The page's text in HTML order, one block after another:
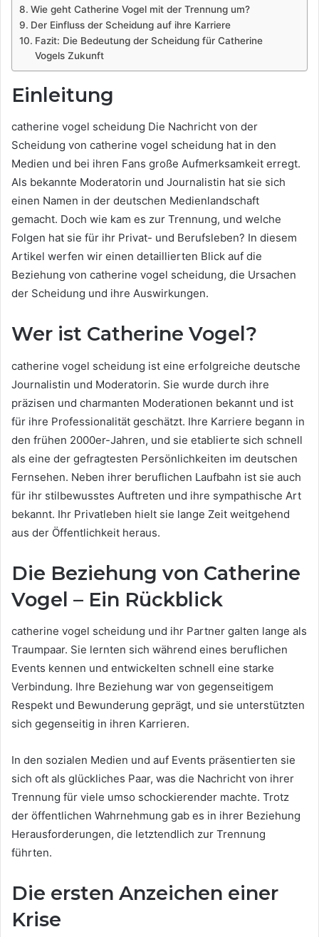
Wie geht Catherine Vogel mit der Trennung um?
Der Einfluss der Scheidung auf ihre Karriere
Fazit: Die Bedeutung der Scheidung für Catherine
Vogels Zukunft
Einleitung
catherine vogel scheidung Die Nachricht von der
Scheidung von catherine vogel scheidung hat in den
Medien und bei ihren Fans große Aufmerksamkeit erregt.
Als bekannte Moderatorin und Journalistin hat sie sich
einen Namen in der deutschen Medienlandschaft
gemacht. Doch wie kam es zur Trennung, und welche
Folgen hat sie für ihr Privat- und Berufsleben? In diesem
Artikel werfen wir einen detaillierten Blick auf die
Beziehung von catherine vogel scheidung, die Ursachen
der Scheidung und ihre Auswirkungen.
Wer ist Catherine Vogel?
catherine vogel scheidung ist eine erfolgreiche deutsche
Journalistin und Moderatorin. Sie wurde durch ihre
präzisen und charmanten Moderationen bekannt und ist
für ihre Professionalität geschätzt. Ihre Karriere begann in
den frühen 2000er-Jahren, und sie etablierte sich schnell
als eine der gefragtesten Persönlichkeiten im deutschen
Fernsehen. Neben ihrer beruflichen Laufbahn ist sie auch
für ihr stilbewusstes Auftreten und ihre sympathische Art
bekannt. Ihr Privatleben hielt sie lange Zeit weitgehend
aus der Öffentlichkeit heraus.
Die Beziehung von Catherine
Vogel – Ein Rückblick
catherine vogel scheidung und ihr Partner galten lange als
Traumpaar. Sie lernten sich während eines beruflichen
Events kennen und entwickelten schnell eine starke
Verbindung. Ihre Beziehung war von gegenseitigem
Respekt und Bewunderung geprägt, und sie unterstützten
sich gegenseitig in ihren Karrieren.
In den sozialen Medien und auf Events präsentierten sie
sich oft als glückliches Paar, was die Nachricht von ihrer
Trennung für viele umso schockierender machte. Trotz
der öffentlichen Wahrnehmung gab es in ihrer Beziehung
Herausforderungen, die letztendlich zur Trennung
führten.
Die ersten Anzeichen einer
Krise